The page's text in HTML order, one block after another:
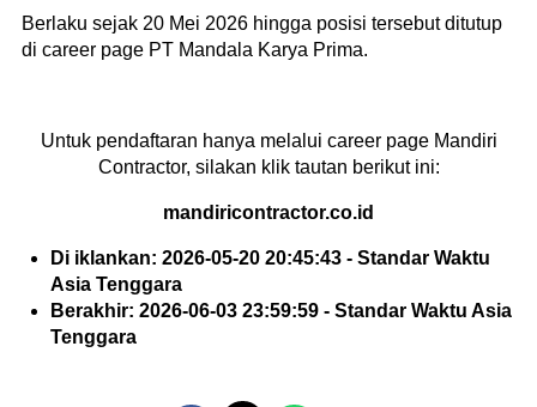
Berlaku sejak 20 Mei 2026 hingga posisi tersebut ditutup
di career page PT Mandala Karya Prima.
Untuk pendaftaran hanya melalui career page Mandiri
Contractor, silakan klik tautan berikut ini:
mandiricontractor.co.id
Di iklankan: 2026-05-20 20:45:43 - Standar Waktu
Asia Tenggara
Berakhir: 2026-06-03 23:59:59 - Standar Waktu Asia
Tenggara